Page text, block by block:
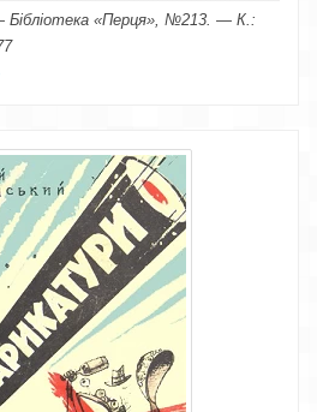
Бібліотека «Перця», №213. — К.: